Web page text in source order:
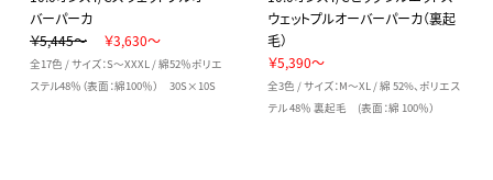
バーパーカ
￥5,445～
￥3,630～
全17色 / サイズ：S～XXXL / 綿52％ポリエ
ステル48％（表面：綿100％） 30S×10S
ウェットプルオーバーパーカ（裏起
毛）
￥5,390～
全3色 / サイズ：M～XL / 綿 52%、ポリエス
テル 48％ 裏起毛 (表面：綿 100％）